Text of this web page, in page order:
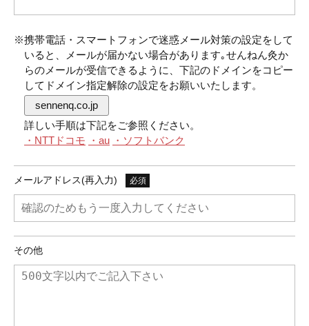
※携帯電話・スマートフォンで迷惑メール対策の設定をして
いると、メールが届かない場合があります｡せんねん灸か
らのメールが受信できるように、下記のドメインをコピー
してドメイン指定解除の設定をお願いいたします。
sennenq.co.jp
詳しい手順は下記をご参照ください。
・NTTドコモ
・au ・ソフトバンク
メールアドレス(再入力) 必須
その他